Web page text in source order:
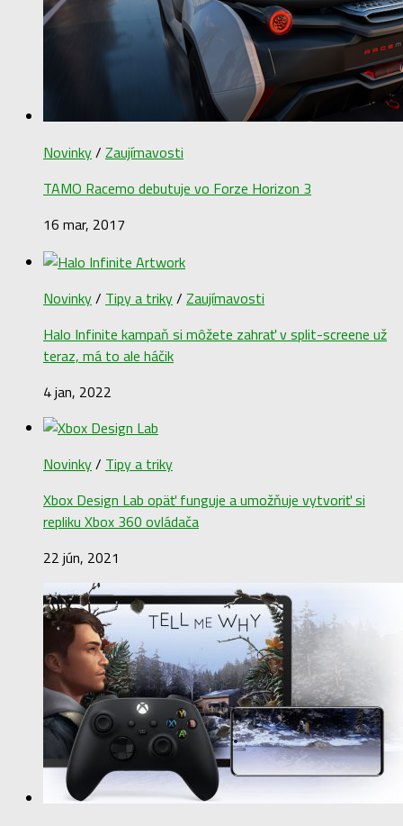
Novinky/ Zaujímavosti
TAMO Racemo debutuje vo Forze Horizon 3
16 mar, 2017
Novinky/ Tipy a triky/ Zaujímavosti
Halo Infinite kampaň si môžete zahrať v split-screene už
teraz, má to ale háčik
4 jan, 2022
Novinky/ Tipy a triky
Xbox Design Lab opäť funguje a umožňuje vytvoriť si
repliku Xbox 360 ovládača
22 jún, 2021